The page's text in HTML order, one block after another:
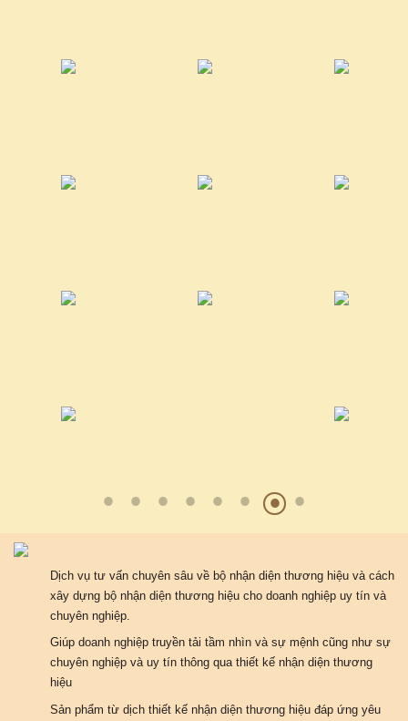
Dịch vụ tư vấn chuyên sâu về bộ nhận diện thương hiệu và cách
xây dựng bộ nhận diện thương hiệu cho doanh nghiệp uy tín và
chuyên nghiệp.
Giúp doanh nghiệp truyền tải tầm nhìn và sự mệnh cũng như sự
chuyên nghiệp và uy tín thông qua thiết kế nhận diện thương
hiệu
Sản phẩm từ dịch thiết kế nhận diện thương hiệu đáp ứng yêu